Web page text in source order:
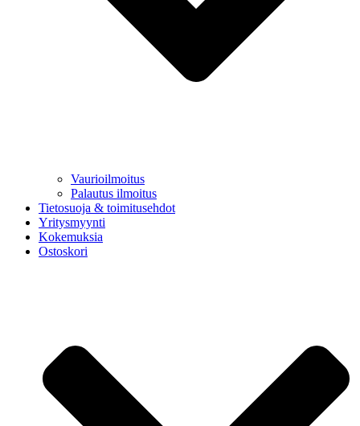
Vaurioilmoitus
Palautus ilmoitus
Tietosuoja & toimitusehdot
Yritysmyynti
Kokemuksia
Ostoskori